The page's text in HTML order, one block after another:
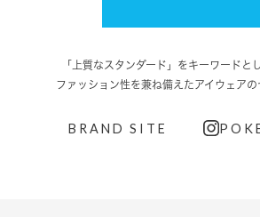
「上質なスタンダード」をキーワードと
ファッション性を兼ね備えたアイウェア
BRAND SITE